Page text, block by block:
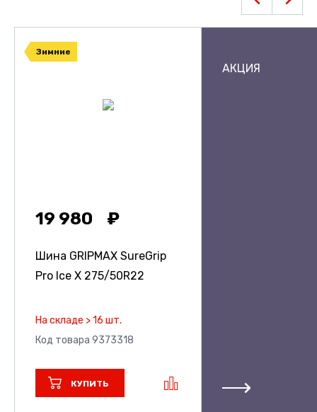
Зимние
19 980
Шина GRIPMAX SureGrip
Pro Ice X 275/50R22
На складе > 16 шт.
Код товара 9373318
КУПИТЬ
АКЦИЯ